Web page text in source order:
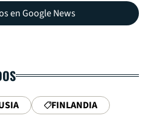
en Google News
FINLANDIA